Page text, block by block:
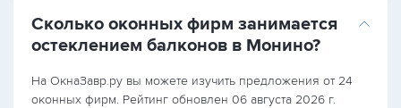
Сколько оконных фирм занимается
остеклением балконов в Монино?
На ОкнаЗавр.ру вы можете изучить предложения от 24
оконных фирм. Рейтинг обновлен 06 августа 2026 г.